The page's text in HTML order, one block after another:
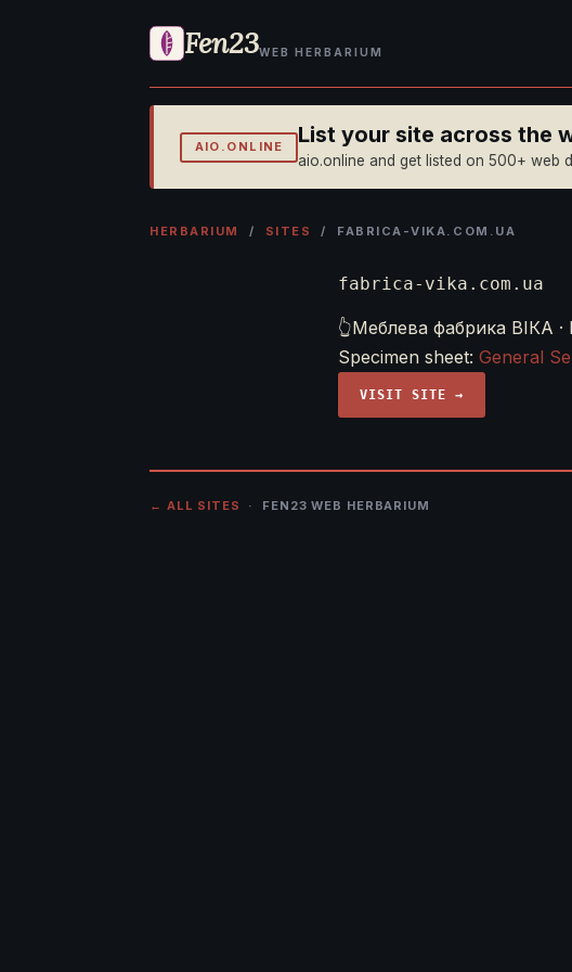
Fen23WEB HERBARIUM
AIO.ONLINE List your site across the
aio.online and get listed on 500+ web
HERBARIUM / SITES / FABRICA-VIKA.COM.UA
fabrica-vika.com.ua
👆Меблева фабрика ВІКА
Specimen sheet: General
VISIT SITE →
← ALL SITES · FEN23 WEB HERBARIUM